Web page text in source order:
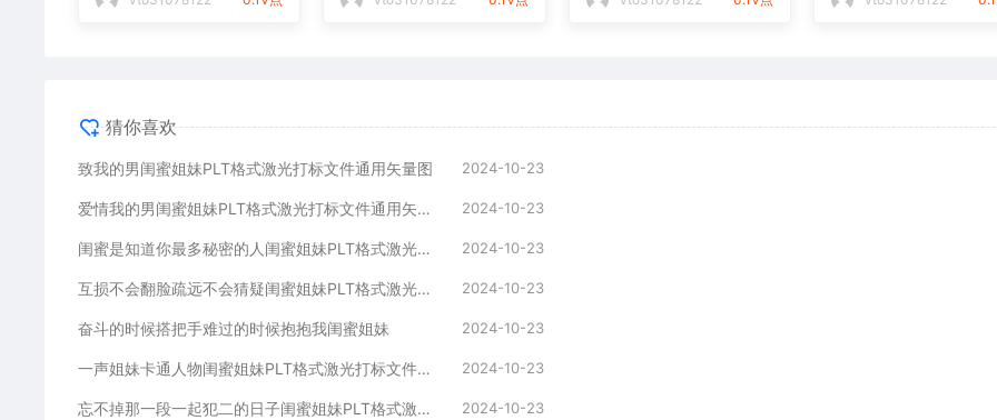
猜你喜欢
致我的男闺蜜姐妹PLT格式激光打标文件通用矢量图 2024-10-23
爱情我的男闺蜜姐妹PLT格式激光打标文件通用矢量图 2024-10-23
闺蜜是知道你最多秘密的人闺蜜姐妹PLT格式激光打标文件通用矢量图 2024-10-23
互损不会翻脸疏远不会猜疑闺蜜姐妹PLT格式激光打标文件通用矢量图 2024-10-23
奋斗的时候搭把手难过的时候抱抱我闺蜜姐妹 2024-10-23
一声姐妹卡通人物闺蜜姐妹PLT格式激光打标文件通用矢量图 2024-10-23
忘不掉那一段一起犯二的日子闺蜜姐妹PLT格式激光打标文件通用矢量图 2024-10-23